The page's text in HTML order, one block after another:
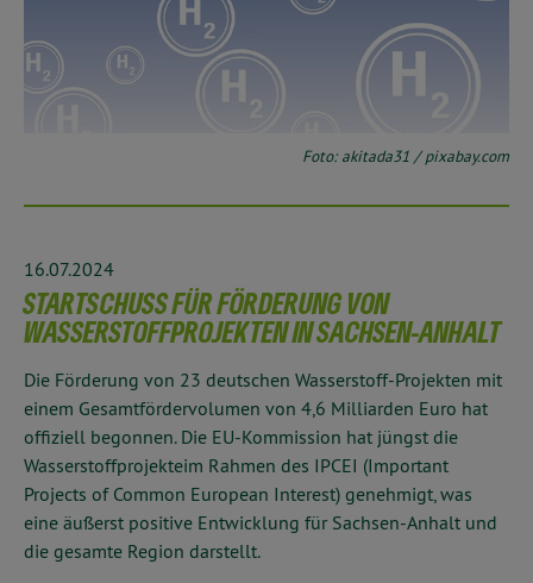
Foto: akitada31 / pixabay.com
16.07.2024
STARTSCHUSS FÜR FÖRDERUNG VON
WASSERSTOFFPROJEKTEN IN SACHSEN-ANHALT
Die Förderung von 23 deutschen Wasserstoff-Projekten mit
einem Gesamtfördervolumen von 4,6 Milliarden Euro hat
offiziell begonnen. Die EU-Kommission hat jüngst die
Wasserstoffprojekteim Rahmen des IPCEI (Important
Projects of Common European Interest) genehmigt, was
eine äußerst positive Entwicklung für Sachsen-Anhalt und
die gesamte Region darstellt.